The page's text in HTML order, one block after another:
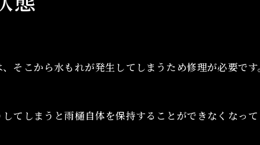
そこから水もれが発生してしまうため修理が必要です
てしまうと雨樋自体を保持することができなくなっ